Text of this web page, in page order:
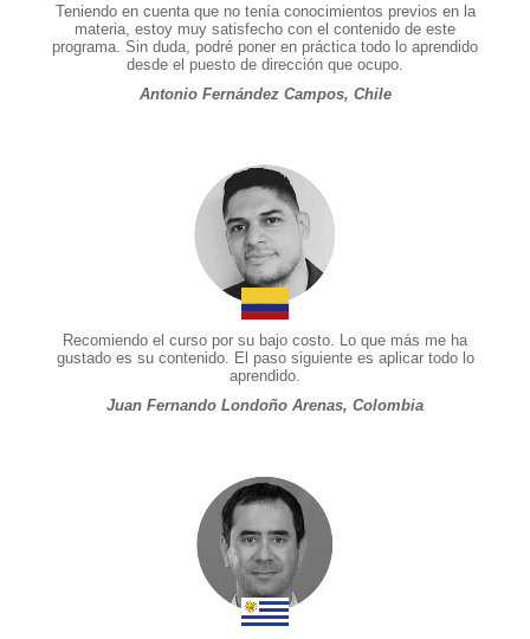
Teniendo en cuenta que no tenía conocimientos previos en la
materia, estoy muy satisfecho con el contenido de este
programa. Sin duda, podré poner en práctica todo lo aprendido
desde el puesto de dirección que ocupo.
Antonio Fernández Campos, Chile
Recomiendo el curso por su bajo costo. Lo que más me ha
gustado es su contenido. El paso siguiente es aplicar todo lo
aprendido.
Juan Fernando Londoño Arenas, Colombia